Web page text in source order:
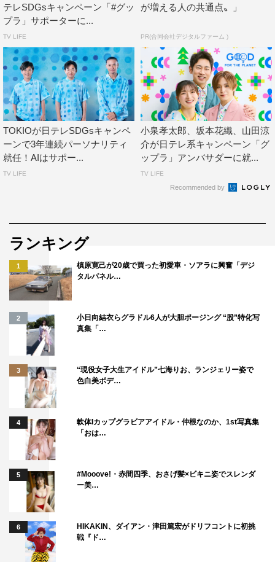
最近、コーヒーが好きなんですが、マイタンブラーを買っ
て、それをいつも持ち歩いています。
KOKONA（ME:I）：私も去年のグップラの活動がきっか
けで、タンブラーを使っています。
◆最近おすすめの地球にいいこと・グップラなことは？
SHIZUKU（ME:I）：ゴミの分別をすごく細かく分けてい
て、プラスチックでもラベルとキャップは別々にすると
か、細かい分別を毎日徹底して活動しています。
MOMONA（ME:I）：みんなで声をかけあってやっていま
れじゃないよ」と遠慮なく言って分別しています。マネー
ジャーさんも含めて声をかけあってやっています。
◆グップラでは「今、できることを続けていく」ことが大
切ですが 毎日欠かさず行っている ルーティンがあれば教
えてください。
RAN（ME:I）：私は歯磨き粉や食器洗い用の洗剤とかも
できるだけ少量で使うようにしています。また、お風呂の
水をすぐに抜かないで 洗濯に使うなど無駄にならないよ
うに生活しています。
◆2年目のデジタルサポーターにかける意気込み
RAN（ME:I）：2年目に突入して、さらに成長したME:Iで
ぞ！
「Good For the Planet ウィーク」（グップラ）
期間：2025年5月31日（土）～6月8日（日）9日間
＜出演者＞
テレSDGsキャンペーン「#グッ
プラ」サポーターに...
TV LIFE
が増える人の共通点〟」
PR(合同会社デジタルファーム )
TOKIOが日テレSDGsキャンペ
ーンで3年連続パーソナリティ
就任！AIはサポー...
TV LIFE
小泉孝太郎、坂本花織、山田涼
介が日テレ系キャンペーン「グ
ップラ」アンバサダーに就...
TV LIFE
Recommended by
ランキング
1
槙原寛己が20歳で買った初愛車・ソアラに興奮「デジ
タルパネル…
2
小日向結衣らグラドル6人が大胆ポージング “股”特化写
真集「…
3
“現役女子大生アイドル”七海りお、ランジェリー姿で
色白美ボデ…
4
軟体Iカップグラビアアイドル・仲根なのか、1st写真集
「おは…
5
#Mooove!・赤間四季、おさげ髪×ビキニ姿でスレンダ
ー美…
6
HIKAKIN、ダイアン・津田篤宏がドリフコントに初挑
戦『ド…